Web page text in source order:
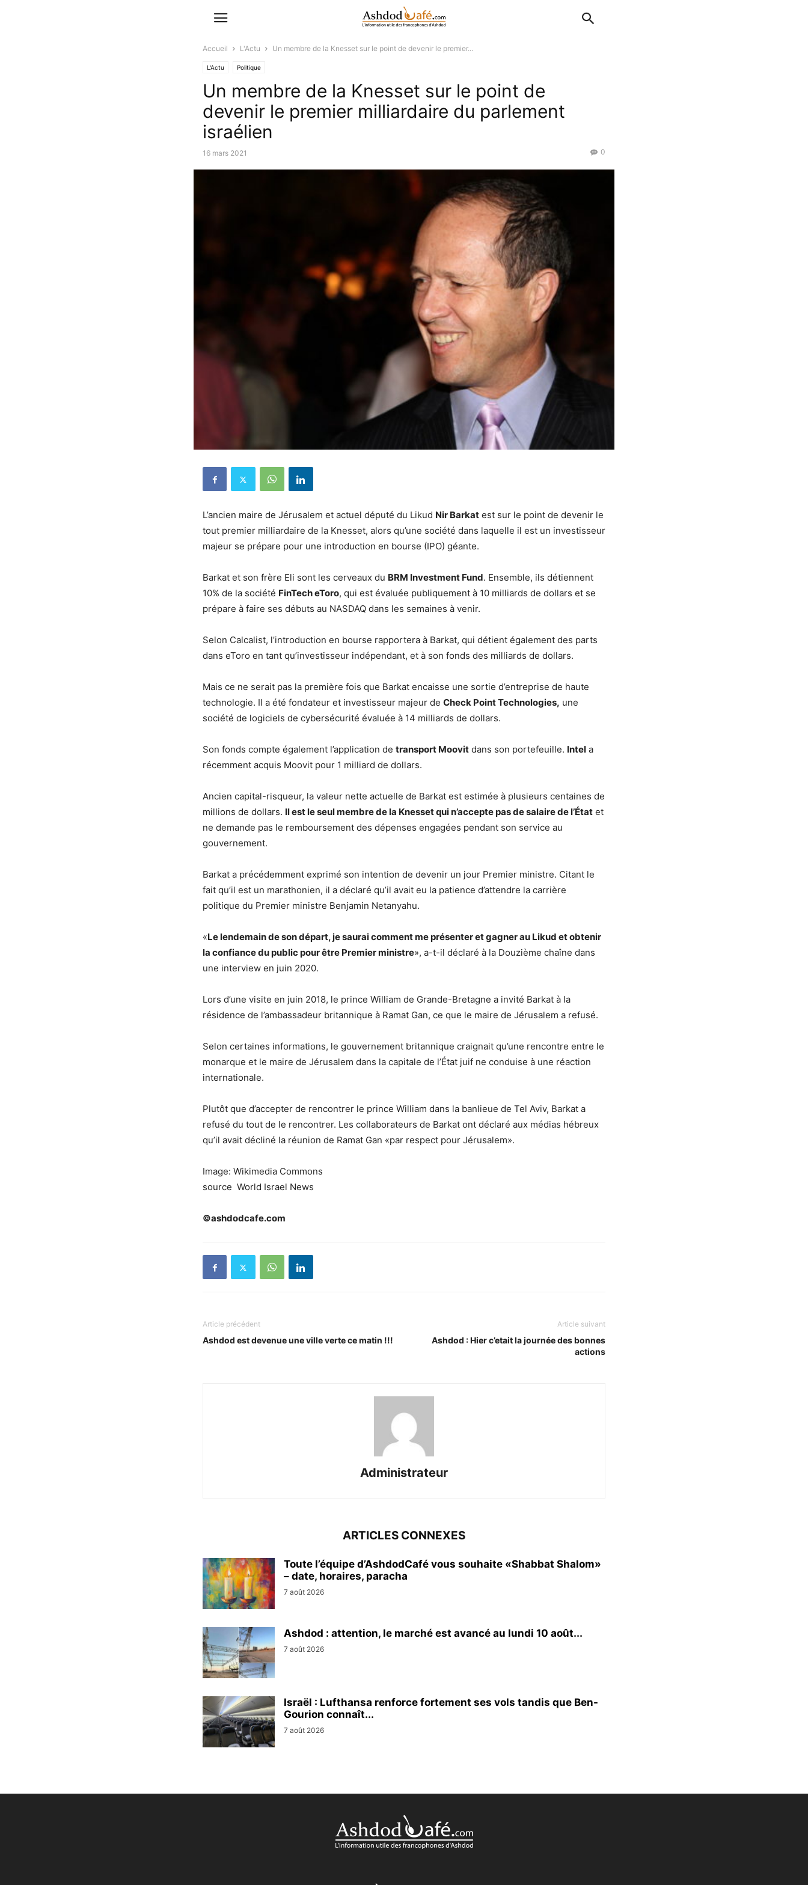
Accueil L'Actu Un membre de la Knesset sur le point de devenir le premier...
L'Actu Politique
Un membre de la Knesset sur le point de
devenir le premier milliardaire du parlement
israélien
16 mars 2021 0
L’ancien maire de Jérusalem et actuel député du Likud Nir Barkat est sur le point de devenir le
tout premier milliardaire de la Knesset, alors qu’une société dans laquelle il est un investisseur
majeur se prépare pour une introduction en bourse (IPO) géante.
Barkat et son frère Eli sont les cerveaux du BRM Investment Fund. Ensemble, ils détiennent
10% de la société FinTech eToro, qui est évaluée publiquement à 10 milliards de dollars et se
prépare à faire ses débuts au NASDAQ dans les semaines à venir.
Selon Calcalist, l’introduction en bourse rapportera à Barkat, qui détient également des parts
dans eToro en tant qu’investisseur indépendant, et à son fonds des milliards de dollars.
Mais ce ne serait pas la première fois que Barkat encaisse une sortie d’entreprise de haute
technologie. Il a été fondateur et investisseur majeur de Check Point Technologies, une
société de logiciels de cybersécurité évaluée à 14 milliards de dollars.
Son fonds compte également l’application de transport Moovit dans son portefeuille. Intel a
récemment acquis Moovit pour 1 milliard de dollars.
Ancien capital-risqueur, la valeur nette actuelle de Barkat est estimée à plusieurs centaines de
millions de dollars. Il est le seul membre de la Knesset qui n’accepte pas de salaire de l’État et
ne demande pas le remboursement des dépenses engagées pendant son service au
gouvernement.
Barkat a précédemment exprimé son intention de devenir un jour Premier ministre. Citant le
fait qu’il est un marathonien, il a déclaré qu’il avait eu la patience d’attendre la carrière
politique du Premier ministre Benjamin Netanyahu.
«Le lendemain de son départ, je saurai comment me présenter et gagner au Likud et obtenir
la confiance du public pour être Premier ministre», a-t-il déclaré à la Douzième chaîne dans
une interview en juin 2020.
Lors d’une visite en juin 2018, le prince William de Grande-Bretagne a invité Barkat à la
résidence de l’ambassadeur britannique à Ramat Gan, ce que le maire de Jérusalem a refusé.
Selon certaines informations, le gouvernement britannique craignait qu’une rencontre entre le
monarque et le maire de Jérusalem dans la capitale de l’État juif ne conduise à une réaction
internationale.
Plutôt que d’accepter de rencontrer le prince William dans la banlieue de Tel Aviv, Barkat a
refusé du tout de le rencontrer. Les collaborateurs de Barkat ont déclaré aux médias hébreux
qu’il avait décliné la réunion de Ramat Gan «par respect pour Jérusalem».
Image: Wikimedia Commons
source World Israel News
©ashdodcafe.com
Article précédent
Ashdod est devenue une ville verte ce matin !!!
Article suivant
Ashdod : Hier c’etait la journée des bonnes
actions
Administrateur
ARTICLES CONNEXES
Toute l’équipe d’AshdodCafé vous souhaite «Shabbat Shalom»
– date, horaires, paracha
7 août 2026
Ashdod : attention, le marché est avancé au lundi 10 août...
7 août 2026
Israël : Lufthansa renforce fortement ses vols tandis que Ben-
Gourion connaît...
7 août 2026